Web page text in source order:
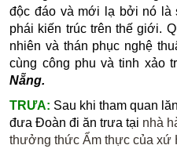
độc đáo và mới lạ bởi nó là
phái kiến trúc trên thế giới.
nhiên và thán phục nghệ
cùng công phu và tinh xảo
Nẵng.
TRƯA: Sau khi tham quan
đưa Đoàn đi ăn trưatại nhà
thưởng thức Ẩm thực của xứ